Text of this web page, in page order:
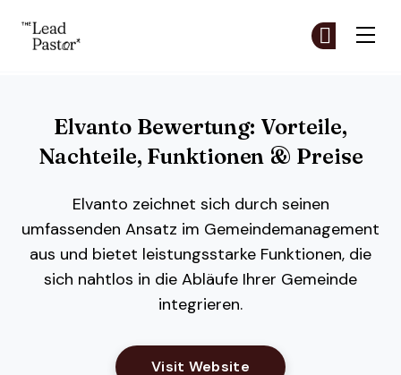
Elvanto Bewertung: Vorteile,
Nachteile, Funktionen & Preise
Elvanto zeichnet sich durch seinen
umfassenden Ansatz im Gemeindemanagement
aus und bietet leistungsstarke Funktionen, die
sich nahtlos in die Abläufe Ihrer Gemeinde
integrieren.
Visit Website Opens New Window